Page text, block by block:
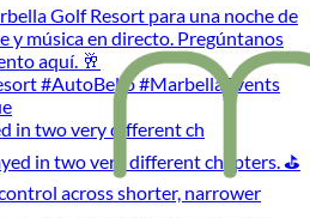
in two very different ch